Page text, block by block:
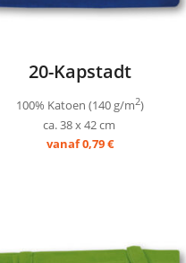
20-Kapstadt
100% Katoen (140 g/m2)
ca. 38 x 42 cm
vanaf 0,79 €